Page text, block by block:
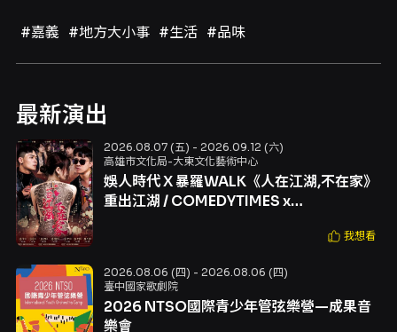
#嘉義 #地方大小事 #生活 #品味
最新演出
2026.08.07 (五) - 2026.09.12 (六)
高雄市文化局-大東文化藝術中心
娛人時代 X 暴羅WALK《人在江湖,不在家》
重出江湖 / COMEDYTIMES x
我想看
2026.08.06 (四) - 2026.08.06 (四)
臺中國家歌劇院
2026 NTSO國際青少年管弦樂營—成果音
樂會